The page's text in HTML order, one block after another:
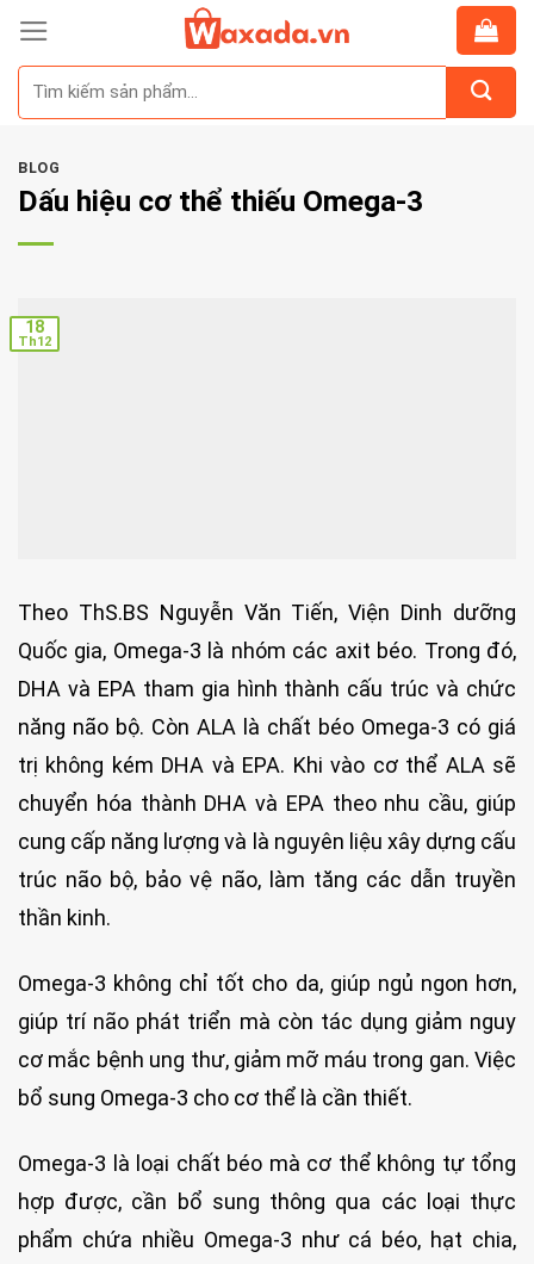
Skip
content
BLOG
Dấu hiệu cơ thể thiếu Omega-3
18
Th12
Theo ThS.BS Nguyễn Văn Tiến, Viện Dinh dưỡng
Quốc gia, Omega-3 là nhóm các axit béo. Trong đó,
DHA và EPA tham gia hình thành cấu trúc và chức
năng não bộ. Còn ALA là chất béo Omega-3 có giá
trị không kém DHA và EPA. Khi vào cơ thể ALA sẽ
chuyển hóa thành DHA và EPA theo nhu cầu, giúp
cung cấp năng lượng và là nguyên liệu xây dựng cấu
trúc não bộ, bảo vệ não, làm tăng các dẫn truyền
thần kinh.
Omega-3 không chỉ tốt cho da, giúp ngủ ngon hơn,
giúp trí não phát triển mà còn tác dụng giảm nguy
cơ mắc bệnh ung thư, giảm mỡ máu trong gan. Việc
bổ sung Omega-3 cho cơ thể là cần thiết.
Omega-3 là loại chất béo mà cơ thể không tự tổng
hợp được, cần bổ sung thông qua các loại thực
phẩm chứa nhiều Omega-3 như cá béo, hạt chia,